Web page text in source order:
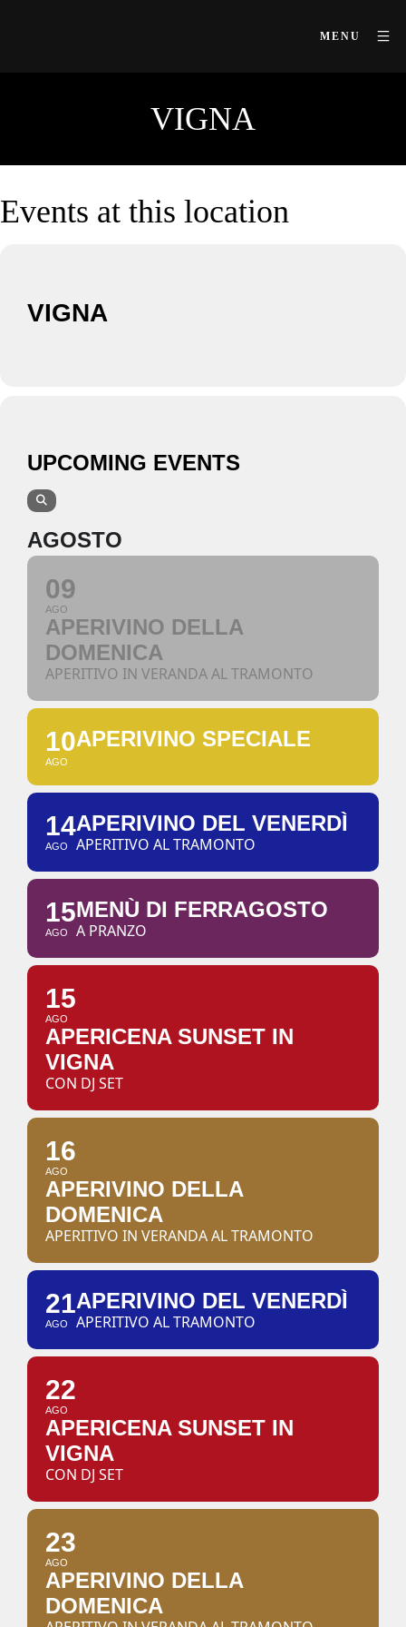
MENU
VIGNA
Events at this location
VIGNA
UPCOMING EVENTS
AGOSTO
09
AGO
APERIVINO DELLA
DOMENICA
APERITIVO IN VERANDA AL TRAMONTO
10
AGO
APERIVINO SPECIALE
14
AGO
APERIVINO DEL VENERDÌ
APERITIVO AL TRAMONTO
15
AGO
MENÙ DI FERRAGOSTO
A PRANZO
15
AGO
APERICENA SUNSET IN
VIGNA
CON DJ SET
16
AGO
APERIVINO DELLA
DOMENICA
APERITIVO IN VERANDA AL TRAMONTO
21
AGO
APERIVINO DEL VENERDÌ
APERITIVO AL TRAMONTO
22
AGO
APERICENA SUNSET IN
VIGNA
CON DJ SET
23
AGO
APERIVINO DELLA
DOMENICA